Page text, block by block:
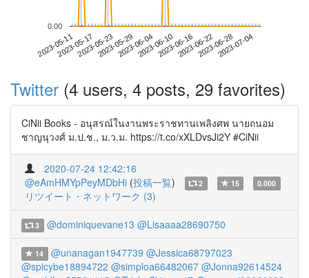
2023-05-112023-05-172023-05-232023-05-292023-06-042023-06-102023-06-162023-06-222023-06-282023-07-04
0.00
Twitter (4 users, 4 posts, 29 favorites)
CiNii Books - อนุสรณ์ในงานพระราชทานเพลิงศพ นายถนอม
ชาญนุวงศ์ ม.ป.ช., ม.ว.ม. https://t.co/xXLDvsJi2Y #CiNii
2020-07-24 12:42:16
@eAmHMYpPeyMDbHi (投稿一覧) 2 15 0.000
リツイート・ネットワーク (3)
3 @dominiquevane13 @Lisaaaa28690750
14 @unanagan1947739 @Jessica68797023
@spicybe18894722 @simploa66482067 @Jonna92614524